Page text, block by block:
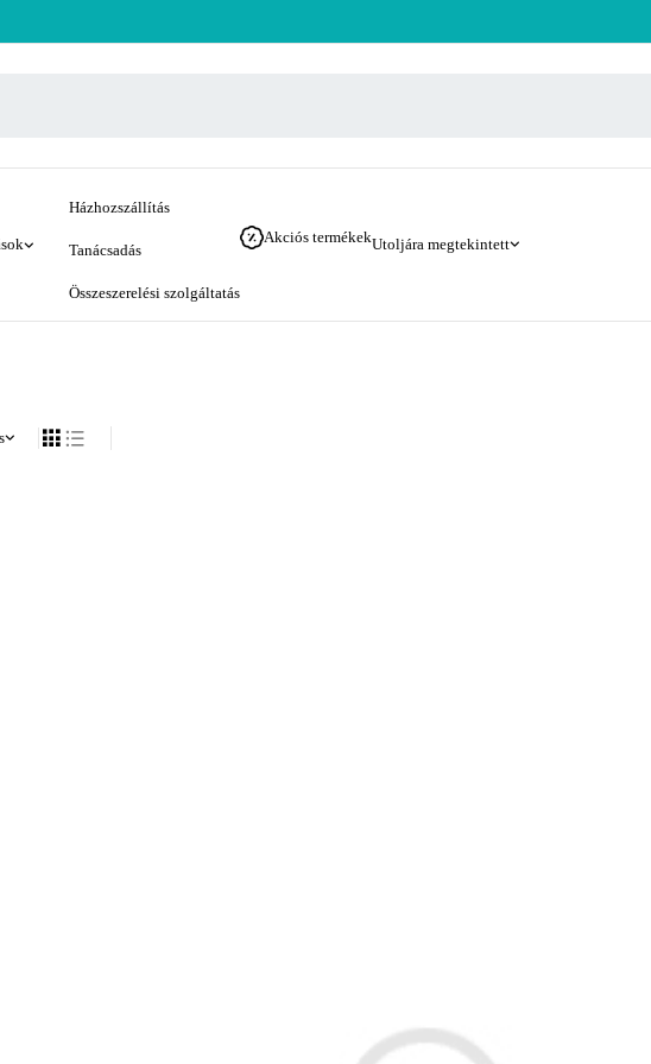
Házhozszállítás
Tanácsadás
Összeszerelési szolgáltatás
Akciós termékekUtoljára megtekintett